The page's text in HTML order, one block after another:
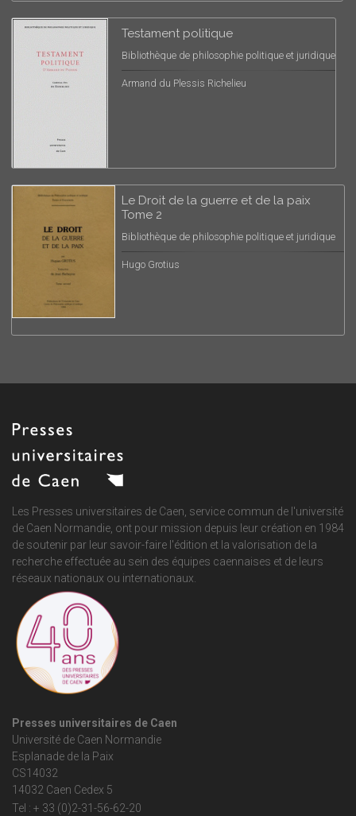
Testament politique
Bibliothèque de philosophie politique et juridique
Armand du Plessis Richelieu
Le Droit de la guerre et de la paix
Tome 2
Bibliothèque de philosophie politique et juridique
Hugo Grotius
Les Presses universitaires de Caen, service commun de l'université
de Caen Normandie, ont pour mission depuis leur création en 1984
de soutenir par leur savoir-faire l'édition et la valorisation de la
recherche effectuée au sein des équipes caennaises et de leurs
réseaux nationaux ou internationaux.
Presses universitaires de Caen
Université de Caen Normandie
Esplanade de la Paix
CS14032
14032 Caen Cedex 5
Tel : + 33 (0)2-31-56-62-20